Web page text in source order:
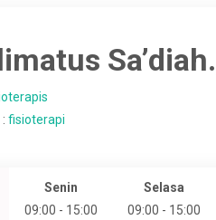
: fisioterapi
Senin
09:00 - 15:00
Selasa
09:00 - 15:00